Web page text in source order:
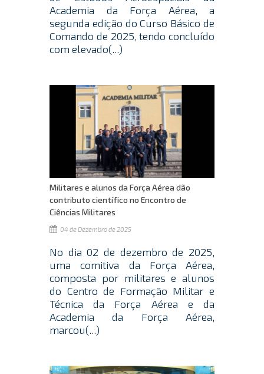
Academia da Força Aérea, a
segunda edição do Curso Básico de
Comando de 2025, tendo concluído
com elevado(...)
Militares e alunos da Força Aérea dão
contributo científico no Encontro de
Ciências Militares
04 de Dezembro de 2025
No dia 02 de dezembro de 2025,
uma comitiva da Força Aérea,
composta por militares e alunos
do Centro de Formação Militar e
Técnica da Força Aérea e da
Academia da Força Aérea,
marcou(...)